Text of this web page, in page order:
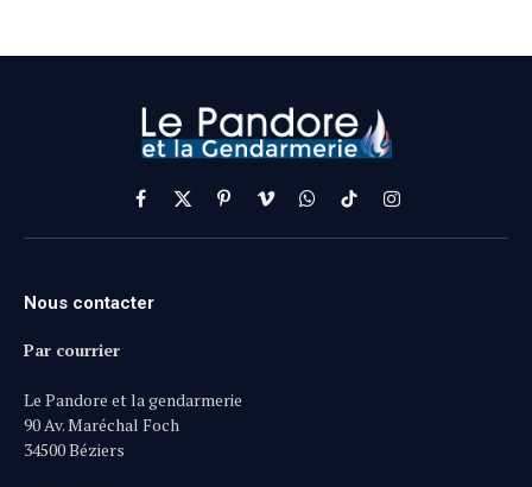
Facebook
X
(Twitter)
PinterestVimeoWhatsApp
TikTokInstagram
Nous contacter
Par courrier
Le Pandore et la gendarmerie
90 Av. Maréchal Foch
34500 Béziers